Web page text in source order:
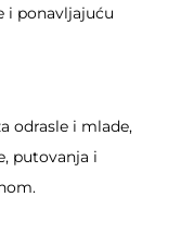
i ponavljajuću
odrasle i mlade,
putovanja i